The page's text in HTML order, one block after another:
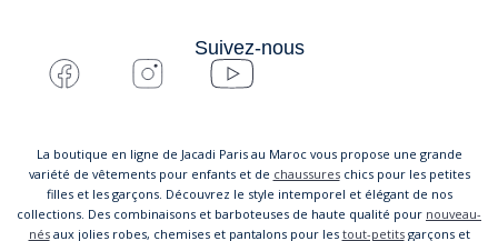
Suivez-nous
La boutique en ligne de Jacadi Paris au Maroc vous propose une grande
variété de vêtements pour enfants et de chaussureschics pour les petites
filles et les garçons. Découvrez le style intemporel et élégant de nos
collections. Des combinaisons et barboteuses de haute qualité pour nouveau-
nésaux jolies robes, chemises et pantalons pour les tout-petitsgarçons et